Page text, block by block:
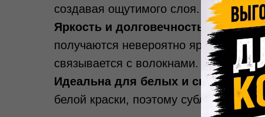
создавая ощутимого слоя. На ощупь
Яркость и долговечность на
получаются невероятно яркими и
связывается с волокнами.
Идеальна для белых и светлых
белой краски, поэтому